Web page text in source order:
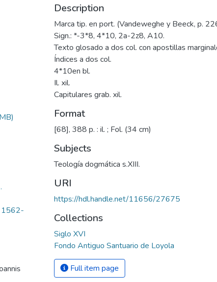
1562-
Description
Marca tip. en port. (Vandeweghe y Beeck, p.
Sign.: *-3*8, 4*10, 2a-2z8, A10.
Texto glosado a dos col. con apostillas
Índices a dos col.
4*10en bl.
Il. xil.
Capitulares grab. xil.
Format
[68], 388 p. : il. ; Fol. (34 cm)
Subjects
Teología dogmática s.XIII.
URI
https://hdl.handle.net/11656/27675
Collections
Siglo XVI
Fondo Antiguo Santuario de Loyola
Full item page